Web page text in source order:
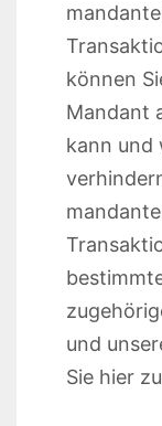
können
Mandant
kann und
und
Sie hier